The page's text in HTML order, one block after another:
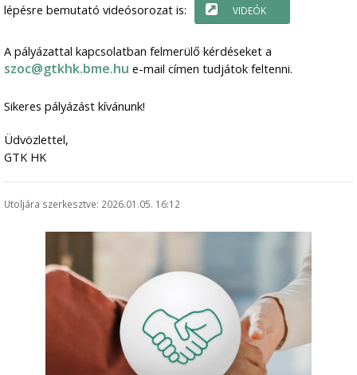
lépésre bemutató videósorozat is:
VIDEÓK
A pályázattal kapcsolatban felmerülő kérdéseket a
szoc@gtkhk.bme.hu e-mail címen tudjátok feltenni.
Sikeres pályázást kívánunk!
Üdvözlettel,
GTK HK
Utoljára szerkesztve: 2026.01.05. 16:12